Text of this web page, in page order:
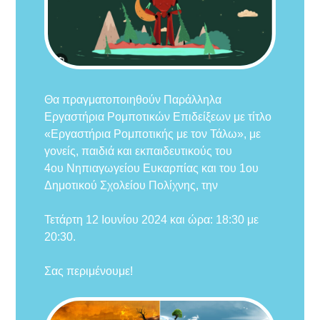
Θα πραγματοποιηθούν Παράλληλα
Εργαστήρια Ρομποτικών Επιδείξεων με τίτλο
«Εργαστήρια Ρομποτικής με τον Τάλω», με
γονείς, παιδιά και εκπαιδευτικούς του
4ου Νηπιαγωγείου Ευκαρπίας και του 1ου
Δημοτικού Σχολείου Πολίχνης, την
Τετάρτη 12 Ιουνίου 2024 και ώρα: 18:30 με
20:30.
Σας περιμένουμε!